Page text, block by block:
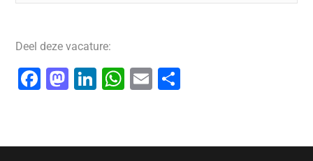
Deel deze vacature:
F
e
M
o
Li
e
W
s
E
l
n